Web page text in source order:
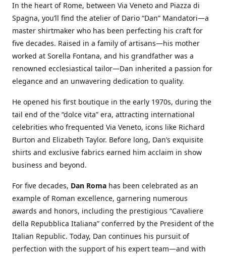
In the heart of Rome, between Via Veneto and Piazza di
Spagna, you’ll find the atelier of Dario “Dan” Mandatori—a
master shirtmaker who has been perfecting his craft for
five decades. Raised in a family of artisans—his mother
worked at Sorella Fontana, and his grandfather was a
renowned ecclesiastical tailor—Dan inherited a passion for
elegance and an unwavering dedication to quality.
He opened his first boutique in the early 1970s, during the
tail end of the “dolce vita” era, attracting international
celebrities who frequented Via Veneto, icons like Richard
Burton and Elizabeth Taylor. Before long, Dan’s exquisite
shirts and exclusive fabrics earned him acclaim in show
business and beyond.
For five decades, Dan Roma has been celebrated as an
example of Roman excellence, garnering numerous
awards and honors, including the prestigious “Cavaliere
della Repubblica Italiana” conferred by the President of the
Italian Republic. Today, Dan continues his pursuit of
perfection with the support of his expert team—and with